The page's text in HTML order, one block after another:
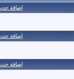
إضافة
إضافة
إضافة